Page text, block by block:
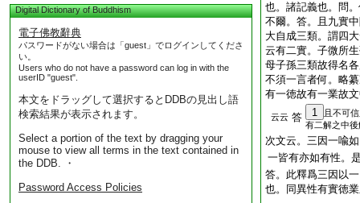
Digital Dictionary of Buddhism
電子佛教辭典
パスワードがない場合は「guest」でログインしてくださ
い。
Users who do not have a password can log in with the
userID "guest".
本文をドラッグして選択するとDDBの見出し語
検索結果が表示されます。
Select a portion of the text by dragging your
mouse to view all terms in the text contained in
the DDB. ・
Password Access Policies
也。諸記義也。問
不爾。答。且九實
大自成三類。謂四
云有二實。子微所
母子孫三類故得名
不須一言者何。略
有一徳故有一業故
云云 答 1
且不可
有二解之中後
次文云。三因一喩
一皆有亦如有性。
答。此釋爲三因以
也。同異性有實徳